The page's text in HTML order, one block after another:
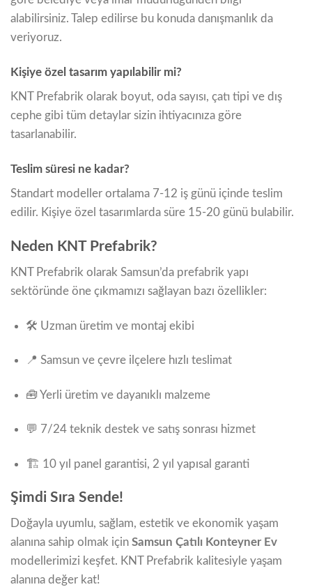
alabilirsiniz. Talep edilirse bu konuda danışmanlık da
veriyoruz.
Kişiye özel tasarım yapılabilir mi?
KNT Prefabrik olarak boyut, oda sayısı, çatı tipi ve dış
cephe gibi tüm detaylar sizin ihtiyacınıza göre
tasarlanabilir.
Teslim süresi ne kadar?
Standart modeller ortalama 7-12 iş günü içinde teslim
edilir. Kişiye özel tasarımlarda süre 15-20 günü bulabilir.
Neden KNT Prefabrik?
KNT Prefabrik olarak Samsun’da prefabrik yapı
sektöründe öne çıkmamızı sağlayan bazı özellikler:
🛠️ Uzman üretim ve montaj ekibi
📍 Samsun ve çevre ilçelere hızlı teslimat
🧰 Yerli üretim ve dayanıklı malzeme
💬 7/24 teknik destek ve satış sonrası hizmet
🏗️ 10 yıl panel garantisi, 2 yıl yapısal garanti
Şimdi Sıra Sende!
Doğayla uyumlu, sağlam, estetik ve ekonomik yaşam
alanına sahip olmak için Samsun Çatılı Konteyner Ev
modellerimizi keşfet. KNT Prefabrik kalitesiyle yaşam
alanına değer kat!